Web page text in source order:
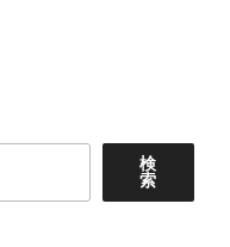
検
索